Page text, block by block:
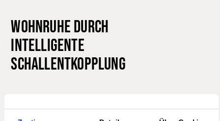
WOHNRUHE DURCH
INTELLIGENTE
SCHALLENTKOPPLUNG